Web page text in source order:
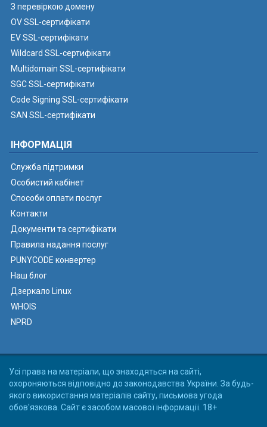
З перевіркою домену
OV SSL-сертифікати
EV SSL-сертифікати
Wildcard SSL-сертифікати
Multidomain SSL-сертифікати
SGC SSL-сертифікати
Code Signing SSL-сертифікати
SAN SSL-сертифікати
ІНФОРМАЦІЯ
Служба підтримки
Особистий кабінет
Способи оплати послуг
Контакти
Документи та сертифікати
Правила надання послуг
PUNYCODE конвертер
Наш блог
Дзеркало Linux
WHOIS
NPRD
Усі права на матеріали, що знаходяться на сайті,
охороняються відповідно до законодавства України. За будь-
якого використання матеріалів сайту, письмова угода
обов'язкова. Сайт є засобом масової інформації. 18+